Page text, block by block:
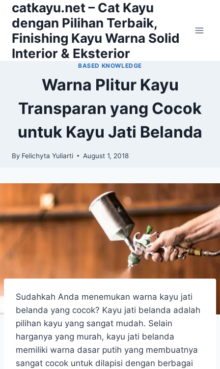
Skip
content
catkayu.net – Cat Kayu
dengan Pilihan Terbaik,
Finishing Kayu Warna Solid
Interior & Eksterior
BASED KNOWLEDGE
Warna Plitur Kayu
Transparan yang Cocok
untuk Kayu Jati Belanda
By Felichyta Yuliarti August 1, 2018
Sudahkah Anda menemukan warna kayu jati
belanda yang cocok? Kayu jati belanda adalah
pilihan kayu yang sangat mudah. Selain
harganya yang murah, kayu jati belanda
memiliki warna dasar putih yang membuatnya
sangat cocok untuk dilapisi dengan berbagai